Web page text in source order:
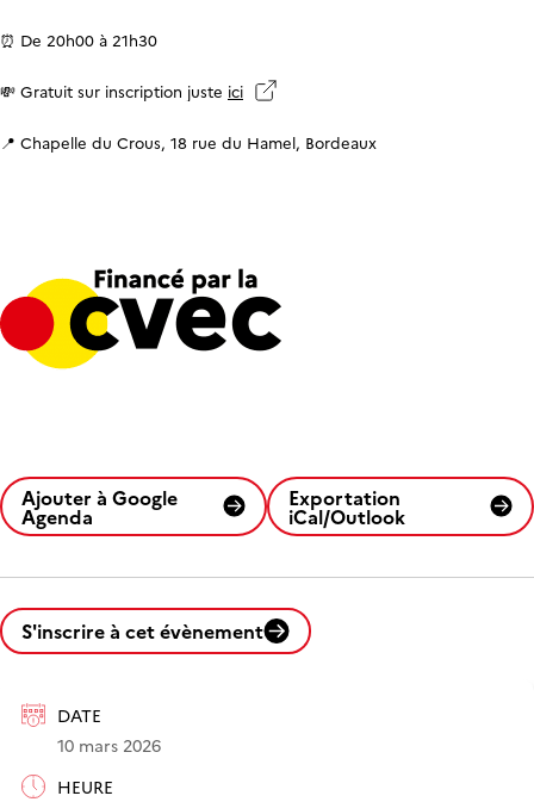
S'inscrire à cet évènement
DATE
10 mars 2026
HEURE
⏰ De 20h00 à 21h30
💸 Gratuit sur inscription juste ici
📍 Chapelle du Crous, 18 rue du Hamel, Bordeaux
Ajouter à Google
Agenda
Exportation
iCal/Outlook